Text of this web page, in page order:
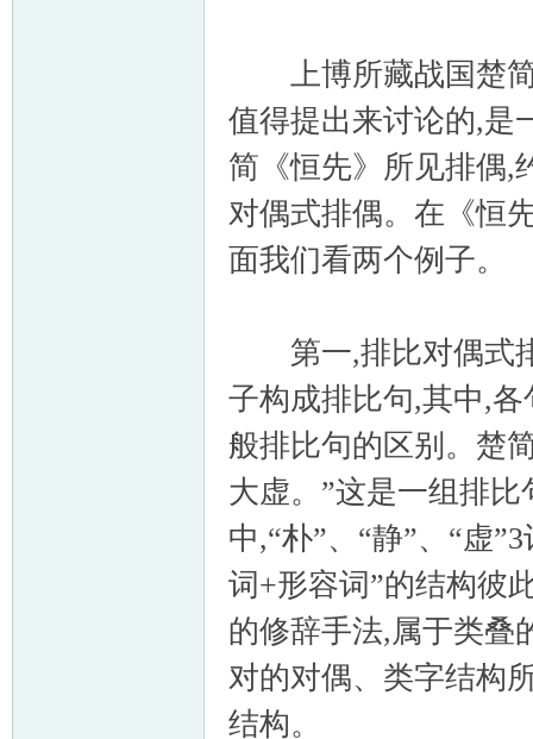
上博所藏战国楚简
值得提出来讨论的,
简《恒先》所见排偶,
对偶式排偶。在《恒
面我们看两个例子。
第一,排比对偶式排
子构成排比句,其中,
般排比句的区别。楚
大虚。”这是一组排
中,“朴”、“静”、“虚
词+形容词”的结构彼
的修辞手法,属于类叠
对的对偶、类字结构
结构。